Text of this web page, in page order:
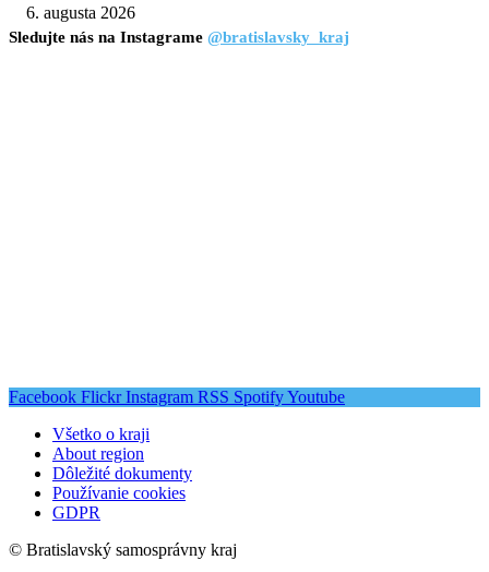
6. augusta 2026
Sledujte nás na Instagrame @bratislavsky_kraj
Facebook Flickr Instagram RSS SpotifyYoutube
Všetko o kraji
About region
Dôležité dokumenty
Používanie cookies
GDPR
© Bratislavský samosprávny kraj